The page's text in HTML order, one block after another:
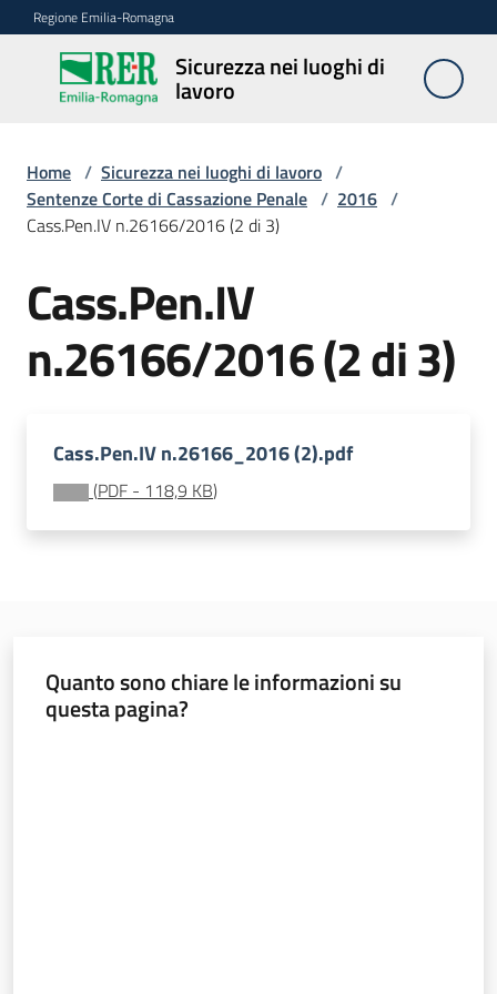
Vai al contenuto
Vai alla navigazione
Vai al footer
Regione Emilia-Romagna
Sicurezza nei luoghi di
lavoro
Sicurezza
nei
lavoro
Sicurezza
costruzioni
Coordinamento
prevenzione
vigilanza
sicurezza
Home / Sicurezza nei luoghi di lavoro /
Sentenze Corte di Cassazione Penale / 2016 /
Cass.Pen.IV n.26166/2016 (2 di 3)
Cass.Pen.IV
n.26166/2016 (2 di 3)
Cass.Pen.IV n.26166_2016 (2).pdf
(PDF - 118,9 KB)
Quanto sono chiare le informazioni su
questa pagina?